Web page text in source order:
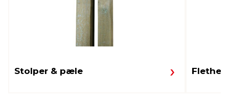
Stolper & pæle